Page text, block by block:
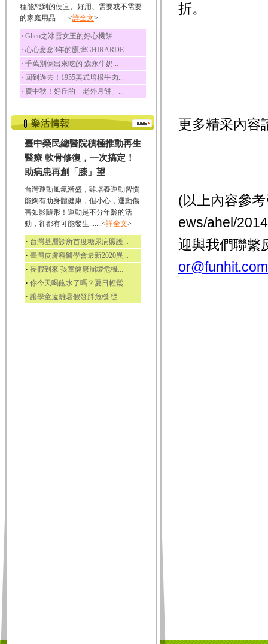
荔枝性質溫和所含的營
養素有醣類、檸檬酸...
五味子
五味子性質溫熱所含營
養成分有揮發油、檸...
草魚
草魚含有維生素A、維生
素C、及豐富的蛋白...
種能想到的便宜、好用、需要或不需要
的家庭用品.......<詳全文>
‧ Glico之冰雪女王的好心機餅...
‧ 心心念念3年的鷹牌GHIRARDE...
‧ 千萬別倒出來吃的 森永牛奶...
‧ 回到過去！1955美式培根牛肉...
‧ 慶中秋！好丘的「老外月餅」...
臺中榮民總醫院積極推動再生
醫療 軟骨修復，一次搞定！
助病患再創「膝」望
台灣運動風氣漸盛，雖培養運動習慣
能夠有助身體健康，但小心，運動傷
害如影隨形！運動是不分年齡的活
動，卻都有可能發生.......<詳全文>
‧ 台灣基層診所首度糖尿病照護...
‧ 臺灣皮膚科醫學會最新2020異...
‧ 長假到來 孩童健康崩壞危機...
‧ 你今天喝飽水了嗎？夏日輕鬆...
‧ 讓學童遠離暑假發胖危機 從...
折。
更多精采內容
(以上內容參
ews/ahel/
迎與我們聯繫